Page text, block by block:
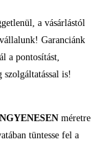
a vásárlástól
Garanciánk
a pontosítást,
is!
méretre
tüntesse fel a